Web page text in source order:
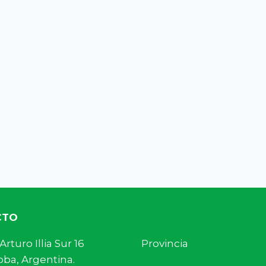
Arturo Illia Sur 16 Provincia
Argentina.